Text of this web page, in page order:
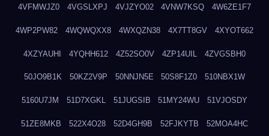
4VFMWJZ0 4VGSLXPJ 4VJZYO02 4VNW7KSQ 4W6ZE1F7
4WP2PW82 4WQWQXX8 4WXQZN38 4X7TT8GV 4XYOT662
4XZYAUHI 4YQHH612 4Z52SO0V 4ZP14UIL 4ZVGSBH0
50JO9B1K 50KZ2V9P 50NNJN5E 50S8F1Z0 510NBX1W
5160U7JM 51D7XGKL 51JUGSIB 51MY24WU 51VJOSDY
51ZE8MKB 522X4O28 52D4GH9B 52FJKYTB 52MOA4HC